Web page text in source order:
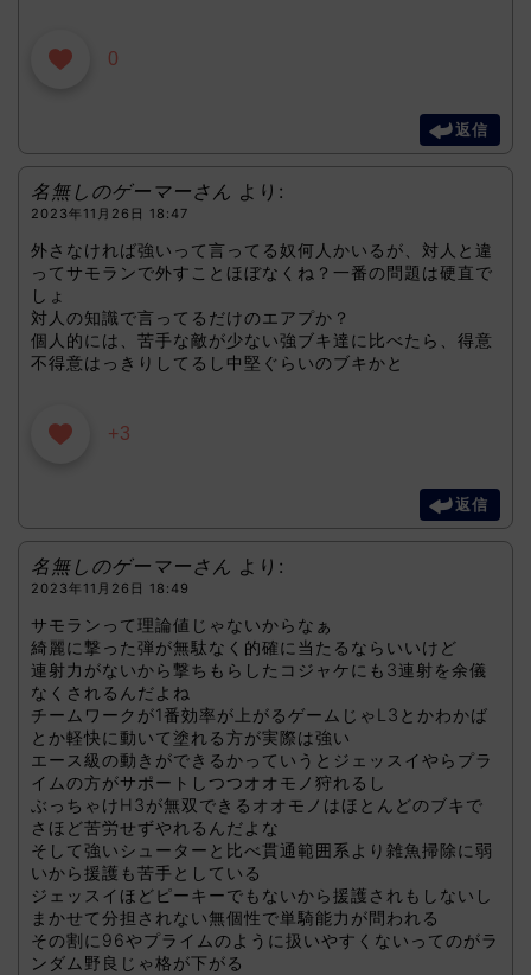
0
返信
名無しのゲーマーさん より:
2023年11月26日 18:47
外さなければ強いって言ってる奴何人かいるが、対人と違
ってサモランで外すことほぼなくね？一番の問題は硬直で
しょ
対人の知識で言ってるだけのエアプか？
個人的には、苦手な敵が少ない強ブキ達に比べたら、得意
不得意はっきりしてるし中堅ぐらいのブキかと
+3
返信
名無しのゲーマーさん より:
2023年11月26日 18:49
サモランって理論値じゃないからなぁ
綺麗に撃った弾が無駄なく的確に当たるならいいけど
連射力がないから撃ちもらしたコジャケにも3連射を余儀
なくされるんだよね
チームワークが1番効率が上がるゲームじゃL3とかわかば
とか軽快に動いて塗れる方が実際は強い
エース級の動きができるかっていうとジェッスイやらプラ
イムの方がサポートしつつオオモノ狩れるし
ぶっちゃけH3が無双できるオオモノはほとんどのブキで
さほど苦労せずやれるんだよな
そして強いシューターと比べ貫通範囲系より雑魚掃除に弱
いから援護も苦手としている
ジェッスイほどピーキーでもないから援護されもしないし
まかせて分担されない無個性で単騎能力が問われる
その割に96やプライムのように扱いやすくないってのがラ
ンダム野良じゃ格が下がる